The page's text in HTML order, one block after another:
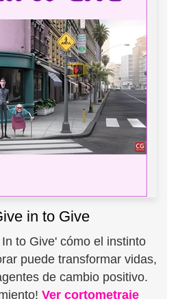
in to Give
to Give' cómo el instinto
puede transformar vidas,
de cambio positivo.
Ver cortometraje